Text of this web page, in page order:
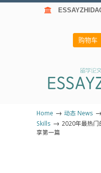
购物车
Home → 动态 News →
Skills → 2020年最热
享第一篇